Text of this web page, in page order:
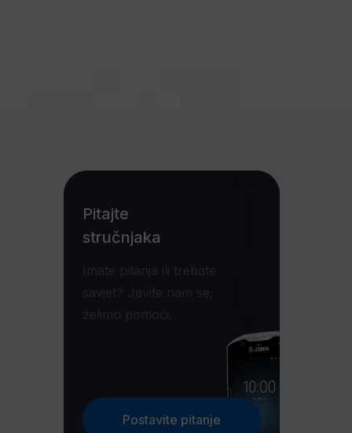
Pitajte
stručnjaka
Postavite pitanje